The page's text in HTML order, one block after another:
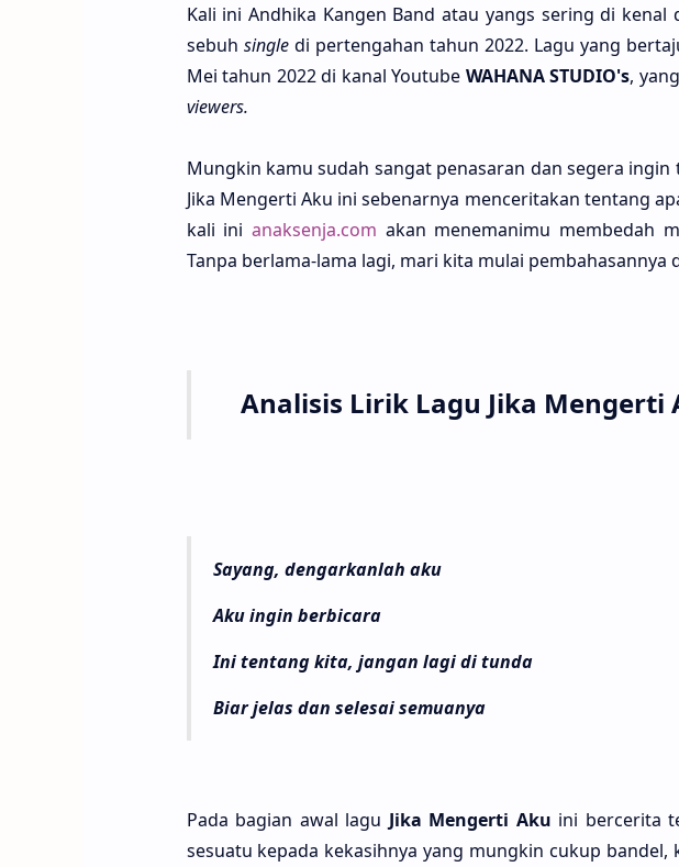
Kali ini Andhi­ka Kangen Band atau yangs sering di
sebuh sing­ledi pertenga­han tahun 2022. Lagu yang
Mei tahun 2022 di kanal Youtu­be WAHA­NA STU­DIO's,
vie­wers.
Mung­kin kamu sudah sangat penasa­ran dan sege­ra
Jika Menger­ti Aku ini sebenar­nya mencerita­kan ten­tang
kali ini anaksenja.com akan menemani­mu membe­dah
Tanpa berla­ma-lama lagi, mari kita mulai pembahasan­nya
Analisis Lirik Lagu Jika Mengerti
Sayang, dengarkanlah aku
Aku ingin berbicara
Ini tentang kita, jangan lagi di tunda
Biar jelas dan selesai semuanya
Pada bagi­an awal lagu Jika Menger­ti Aku ini berceri­ta
sesua­tu kepa­da kekasih­nya yang mung­kin cukup